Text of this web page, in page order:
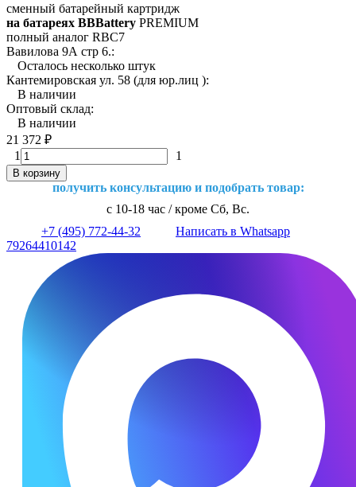
сменный батарейный картридж
на батареях BBBattery PREMIUM
полный аналог RBC7
Вавилова 9А стр 6.:
Осталось несколько штук
Кантемировская ул. 58 (для юр.лиц ):
В наличии
Оптовый склад:
В наличии
21 372 ₽
1
1
В корзину
получить консультацию и подобрать товар:
с 10-18 час / кроме Сб, Вс.
+7 (495) 772-44-32
Написать в Whatsapp
79264410142